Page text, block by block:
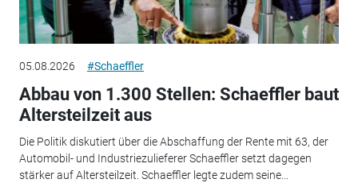
05.08.2026 #Schaeffler
Abbau von 1.300 Stellen: Schaeffler baut
Altersteilzeit aus
Die Politik diskutiert über die Abschaffung der Rente mit 63, der
Automobil- und Industriezulieferer Schaeffler setzt dagegen
stärker auf Altersteilzeit. Schaeffler legte zudem seine...